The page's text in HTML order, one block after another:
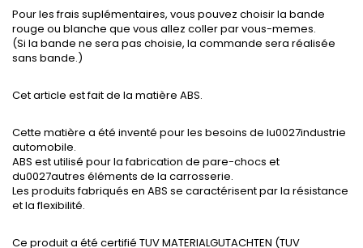
Pour les frais suplémentaires, vous pouvez choisir la bande
rouge ou blanche que vous allez coller par vous-memes.
(Si la bande ne sera pas choisie, la commande sera réalisée
sans bande.)
Cet article est fait de la matière ABS.
Cette matière a été inventé pour les besoins de lu0027industrie
automobile.
ABS est utilisé pour la fabrication de pare-chocs et
du0027autres éléments de la carrosserie.
Les produits fabriqués en ABS se caractérisent par la résistance
et la flexibilité.
Ce produit a été certifié TUV MATERIALGUTACHTEN (TUV